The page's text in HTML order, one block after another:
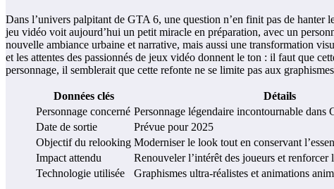
Dans l’univers palpitant de GTA 6, une question n’en finit pas de hanter
jeu vidéo voit aujourd’hui un petit miracle en préparation, avec un
nouvelle ambiance urbaine et narrative, mais aussi une transformation
et les attentes des passionnés de jeux vidéo donnent le ton : il faut que
personnage, il semblerait que cette refonte ne se limite pas aux
Données clés
Détails
Personnage concerné Personnage légendaire incontournable dans
Date de sortie
Prévue pour 2025
Objectif du relooking Moderniser le look tout en conservant
Impact attendu
Renouveler l’intérêt des joueurs et renforcer
Technologie utilisée
Graphismes ultra-réalistes et animations